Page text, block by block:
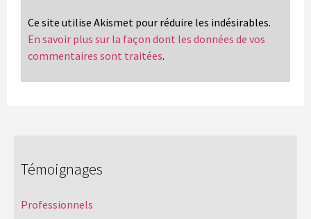
Ce site utilise Akismet pour réduire les indésirables.
En savoir plus sur la façon dont les données de vos
commentaires sont traitées.
Témoignages
Professionnels